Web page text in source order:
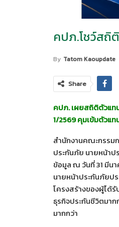
คปภ.โชว์สถิ
By Tatom Kaoupdate
Share
คปภ. เผยสถิติตัวแท
1/2569 คุมเข้มตัวแ
สำนักงานคณะกรรม
ประกันภัย นายหน้าป
ข้อมูล ณ วันที่ 31 มีน
นายหน้าประกันภัยป
โครงสร้างของผู้ได้
ธุรกิจประกันชีวิตมา
มากกว่า